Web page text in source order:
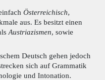
Österreichisch,
aus. Es besitzt einen
Austriazismen, sowie
Deutsch gehen jedoch
sich auf Grammatik
und Intonation.